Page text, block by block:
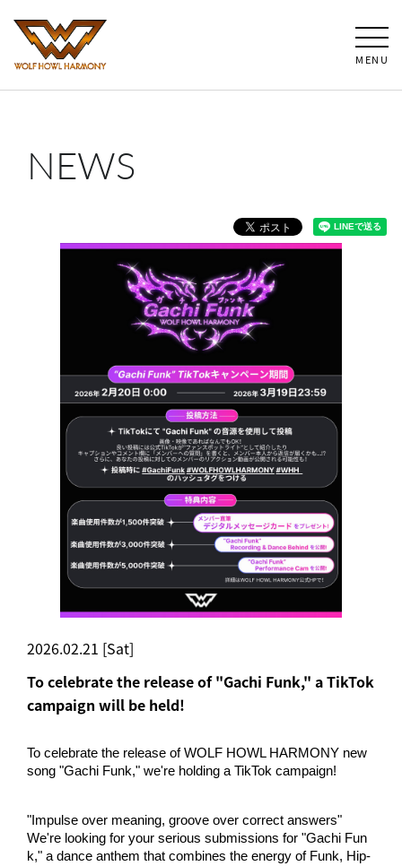
MENU
NEWS
2026.02.21 [Sat]
To celebrate the release of "Gachi Funk," a TikTok
campaign will be held!
To celebrate the release of WOLF HOWL HARMONY new
song "Gachi Funk," we're holding a TikTok campaign!
"Impulse over meaning, groove over correct answers"
We're looking for your serious submissions for "Gachi Fun
k," a dance anthem that combines the energy of Funk, Hip-